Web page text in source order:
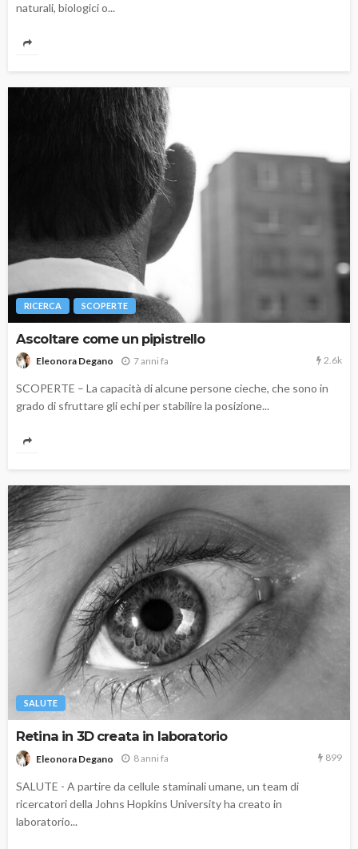
naturali, biologici o...
RICERCA SCOPERTE
Ascoltare come un pipistrello
Eleonora Degano 7 anni fa 2.6k
SCOPERTE – La capacità di alcune persone cieche, che sono in
grado di sfruttare gli echi per stabilire la posizione...
SALUTE
Retina in 3D creata in laboratorio
Eleonora Degano 8 anni fa 899
SALUTE - A partire da cellule staminali umane, un team di
ricercatori della Johns Hopkins University ha creato in
laboratorio...